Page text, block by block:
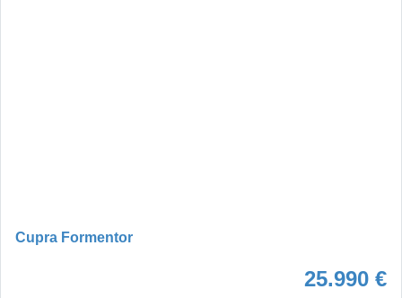
Cupra Formentor
25.990 €